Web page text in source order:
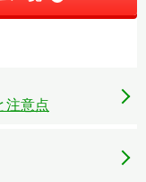
注意点